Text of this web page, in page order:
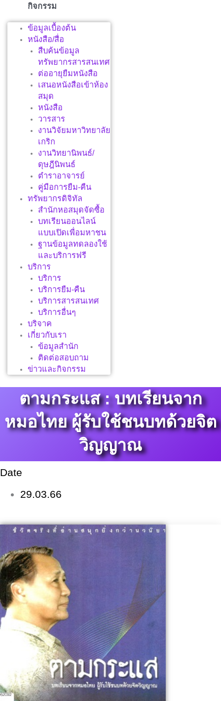
กิจกรรม
ข้อมูลเบื้องต้น
หนังสือ/สื่อ
สืบค้นข้อมูล
ทรัพยากรสารสนเทศ
ต่ออายุยืมหนังสือ
เสนอหนังสือเข้าห้อง
สมุด
หนังสือ
วารสาร
งานวิจัยมหาวิทยาลัย
เกริก
งานวิทยานิพนธ์/
ดุษฎีนิพนธ์
ตำราอาจารย์
คู่มือการยืม-คืน
ทรัพยากรดิจิทัล
สำนักหอสมุดจัดซื้อ
บทเรียนออนไลน์
แบบเปิดเพื่อมหาชน
ฐานข้อมูลทดลองใช้
และบริการฟรี
บริการ
บริการ
บริการยืม-คืน
บริการสารสนเทศ
บริการอื่นๆ
บริจาค
เกี่ยวกับเรา
ข้อมูลสำนัก
ติดต่อสอบถาม
ข่าวและกิจกรรม
ตามกระแส : บทเรียนจาก
หมอไทย ผู้รับใช้ชนบทด้วยจิต
วิญญาณ
Date
29.03.66